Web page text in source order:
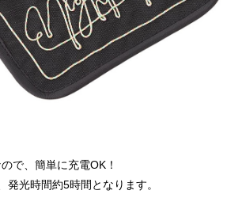
で、簡単に充電OK！
発光時間約5時間となります。